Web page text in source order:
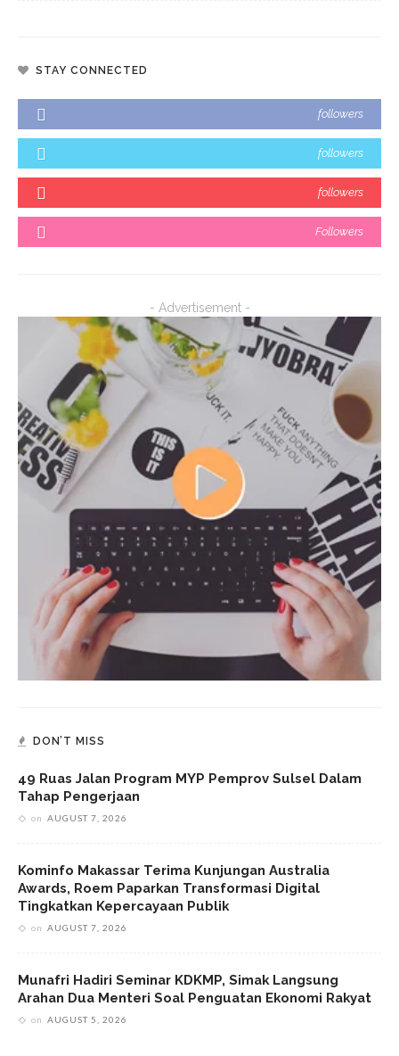
STAY CONNECTED
followers
followers
followers
Followers
- Advertisement -
DON’T MISS
49 Ruas Jalan Program MYP Pemprov Sulsel Dalam
Tahap Pengerjaan
on AUGUST 7, 2026
Kominfo Makassar Terima Kunjungan Australia
Awards, Roem Paparkan Transformasi Digital
Tingkatkan Kepercayaan Publik
on AUGUST 7, 2026
Munafri Hadiri Seminar KDKMP, Simak Langsung
Arahan Dua Menteri Soal Penguatan Ekonomi Rakyat
on AUGUST 5, 2026